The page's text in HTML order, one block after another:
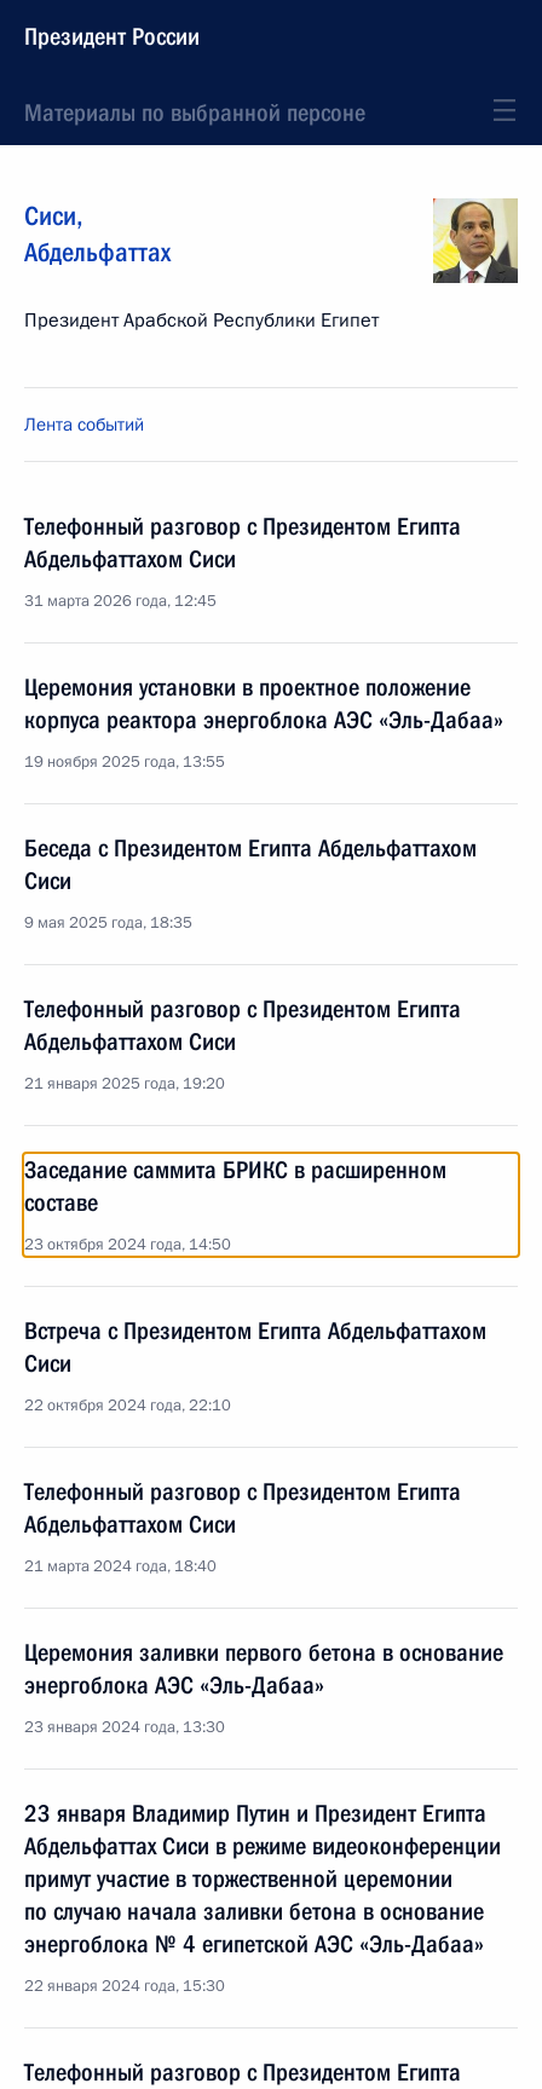
Президент России
Материалы по выбранной персоне
Сиси,
Абдельфаттах
Президент Арабской Республики Египет
Лента событий
Телефонный разговор с Президентом Египта
Абдельфаттахом Сиси
31 марта 2026 года, 12:45
Церемония установки в проектное положение
корпуса реактора энергоблока АЭС «Эль-Дабаа»
19 ноября 2025 года, 13:55
Беседа с Президентом Египта Абдельфаттахом
Сиси
9 мая 2025 года, 18:35
Телефонный разговор с Президентом Египта
Абдельфаттахом Сиси
21 января 2025 года, 19:20
Заседание саммита БРИКС в расширенном
составе
23 октября 2024 года, 14:50
Встреча с Президентом Египта Абдельфаттахом
Сиси
22 октября 2024 года, 22:10
Телефонный разговор с Президентом Египта
Абдельфаттахом Сиси
21 марта 2024 года, 18:40
Церемония заливки первого бетона в основание
энергоблока АЭС «Эль-Дабаа»
23 января 2024 года, 13:30
23 января Владимир Путин и Президент Египта
Абдельфаттах Сиси в режиме видеоконференции
примут участие в торжественной церемонии
по случаю начала заливки бетона в основание
энергоблока № 4 египетской АЭС «Эль-Дабаа»
22 января 2024 года, 15:30
Телефонный разговор с Президентом Египта